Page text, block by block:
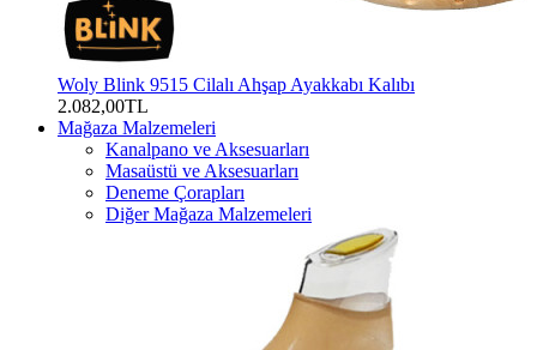
Woly Blink 9515 Cilalı Ahşap Ayakkabı Kalıbı
2.082,00TL
Mağaza Malzemeleri
Kanalpano ve Aksesuarları
Masaüstü ve Aksesuarları
Deneme Çorapları
Diğer Mağaza Malzemeleri